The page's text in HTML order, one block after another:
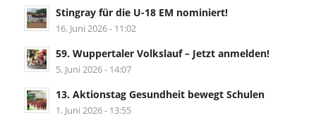
Stingray für die U-18 EM nominiert!
16. Juni 2026 - 11:02
59. Wuppertaler Volkslauf – Jetzt anmelden!
5. Juni 2026 - 14:07
13. Aktionstag Gesundheit bewegt Schulen
1. Juni 2026 - 13:55